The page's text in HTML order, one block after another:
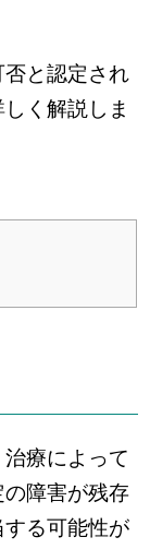
と認定され
く解説しま
療によって
障害が残存
る可能性が